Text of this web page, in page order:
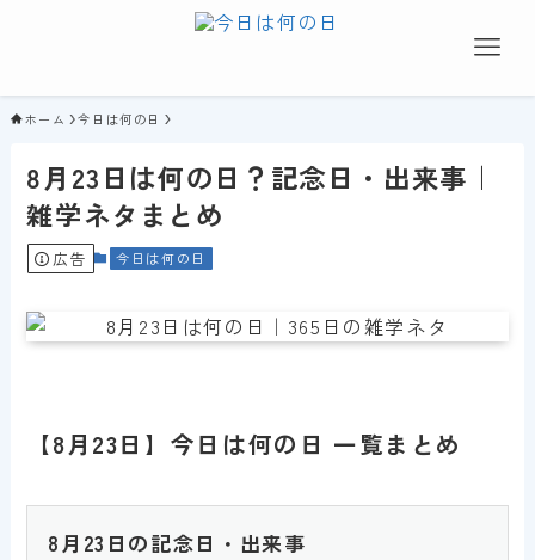
ホーム 今日は何の日
8月23日は何の日？記念日・出来事｜
雑学ネタまとめ
広告 今日は何の日
【8月23日】今日は何の日 一覧まとめ
8月23日の記念日・出来事